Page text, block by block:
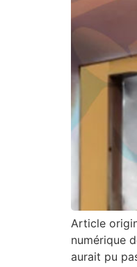
Article
numérique
aurait pu